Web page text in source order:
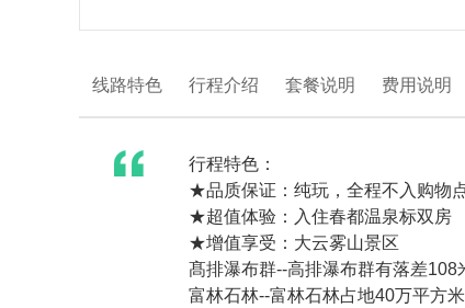
线路特色 行程介绍 套餐说明 费用说明
行程特色：
★品质保证：纯玩，全程不入购物点
★超值体验：入住春都温泉标双房
★增值享受：大云雾山景区
髙排瀑布群--高排瀑布群有落差108
富林石林--富林石林占地40万平方